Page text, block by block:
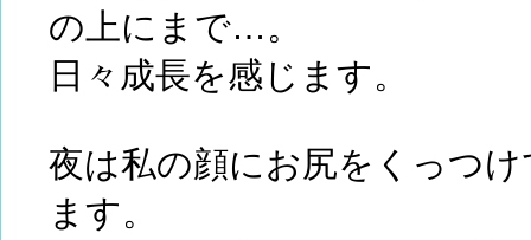
の上にまで…。
日々成長を感じます。
夜は私の顔にお尻をくっつ
ます。